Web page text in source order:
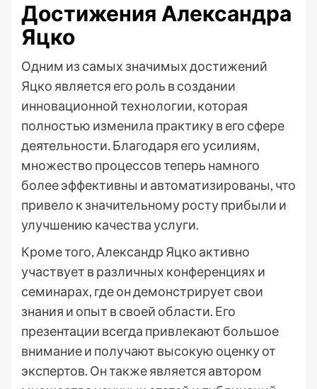
Достижения Александра
Яцко
Одним из самых значимых достижений
Яцко является его роль в создании
инновационной технологии, которая
полностью изменила практику в его сфере
деятельности. Благодаря его усилиям,
множество процессов теперь намного
более эффективны и автоматизированы, что
привело к значительному росту прибыли и
улучшению качества услуги.
Кроме того, Александр Яцко активно
участвует в различных конференциях и
семинарах, где он демонстрирует свои
знания и опыт в своей области. Его
презентации всегда привлекают большое
внимание и получают высокую оценку от
экспертов. Он также является автором